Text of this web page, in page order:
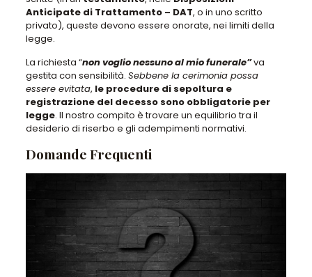
Anticipate di Trattamento – DAT, o in uno scritto
privato), queste devono essere onorate, nei limiti della
legge.
La richiesta “non voglio nessuno al mio funerale”va
gestita con sensibilità. Sebbene la cerimonia possa
essere evitata, le procedure di sepoltura e
registrazione del decesso sono obbligatorie per
legge. Il nostro compito è trovare un equilibrio tra il
desiderio di riserbo e gli adempimenti normativi.
Domande Frequenti